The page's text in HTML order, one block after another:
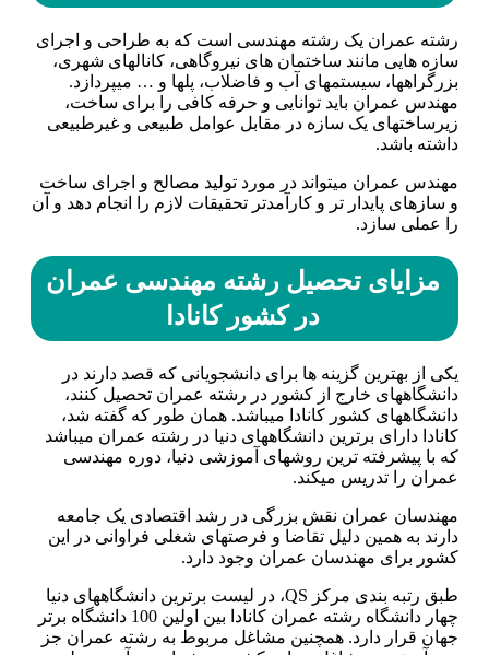
رشته عمران یک رشته مهندسی است که به طراحی و اجرای
سازه هایی مانند ساختمان های نیروگاهی، کانال­های شهری،
بزرگراه­ها، سیستم­های آب و فاضلاب، پل­ها و … میپردازد.
مهندس عمران باید توانایی و حرفه کافی را برای ساخت،
زیرساخت­های یک سازه در مقابل عوامل طبیعی و غیرطبیعی
داشته باشد.
مهندس عمران می­تواند در مورد تولید مصالح و اجرای ساخت
و سازهای پایدار تر و کارآمدتر تحقیقات لازم را انجام دهد و آن
را عملی سازد.
مزایای تحصیل رشته مهندسی عمران
در کشور کانادا
یکی از بهترین گزینه ها برای دانشجویانی که قصد دارند در
دانشگاه­های خارج از کشور در رشته عمران تحصیل کنند،
دانشگاه­های کشور کانادا می­باشد. همان طور که گفته شد،
کانادا دارای برترین دانشگاه­های دنیا در رشته عمران می­باشد
که با پیشرفته ترین روش­های آموزشی دنیا، دوره مهندسی
عمران را تدریس می­کند.
مهندسان عمران نقش بزرگی در رشد اقتصادی یک جامعه
دارند به همین دلیل تقاضا و فرصت­های شغلی فراوانی در این
کشور برای مهندسان عمران وجود دارد.
طبق رتبه بندی مرکز QS، در لیست برترین دانشگاه­های دنیا
چهار دانشگاه رشته عمران کانادا بین اولین 100 دانشگاه برتر
جهان قرار دارد. همچنین مشاغل مربوط به رشته عمران جز